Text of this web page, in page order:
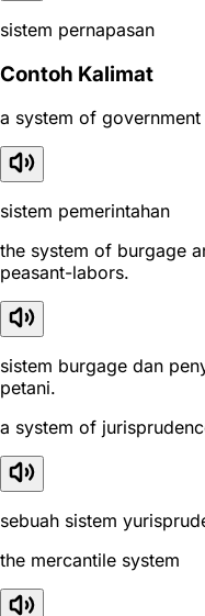
sistem pernapasan
Contoh Kalimat
a system of government
sistem pemerintahan
the system of burgage
peasant-labors.
sistem burgage dan
petani.
a system of
sebuah sistem
the mercantile system